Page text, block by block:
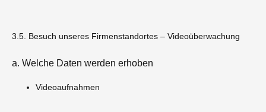
3.5. Besuch unseres Firmenstandortes – Videoüberwachung
a. Welche Daten werden erhoben
Videoaufnahmen